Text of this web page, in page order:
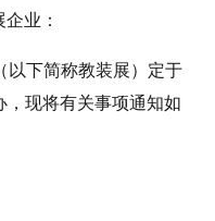
业：
下简称教装展）定于
现将有关事项通知如